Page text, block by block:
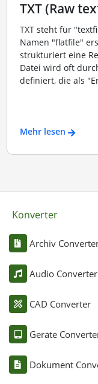
TXT (Raw
TXT steht für
Namen "flatfile"
strukturiert eine
Datei wird oft
definiert, die als
Mehr lesen
Konverter
Archiv
Audio Converter
CAD Converter
Geräte
Dokument